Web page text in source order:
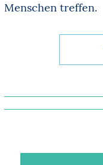
Menschen treffen.